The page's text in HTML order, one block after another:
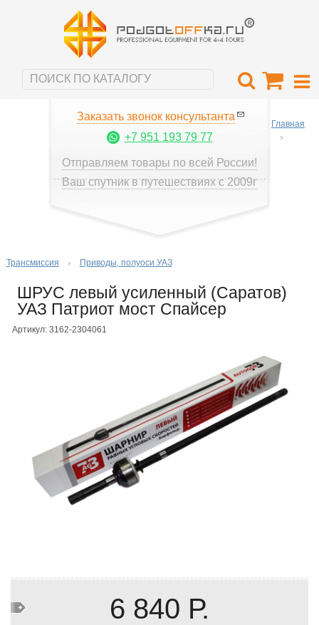
Заказать звонок консультанта
+7 951 193 79 77
Отправляем товары по всей России!
Ваш спутник в путешествиях с 2009г
Главная
Трансмиссия Приводы, полуоси УАЗ
ШРУС левый усиленный (Саратов)
УАЗ Патриот мост Спайсер
Артикул: 3162-2304061
6 840 Р.